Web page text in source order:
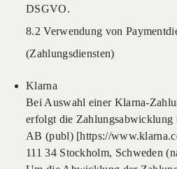
DSGVO.
8.2 Verwendung von
(Zahlungsdiensten)
Klarna
Bei Auswahl einer Klarna-
erfolgt die Zahlungsabwicklung
AB (publ) [https://
111 34 Stockholm, Schweden